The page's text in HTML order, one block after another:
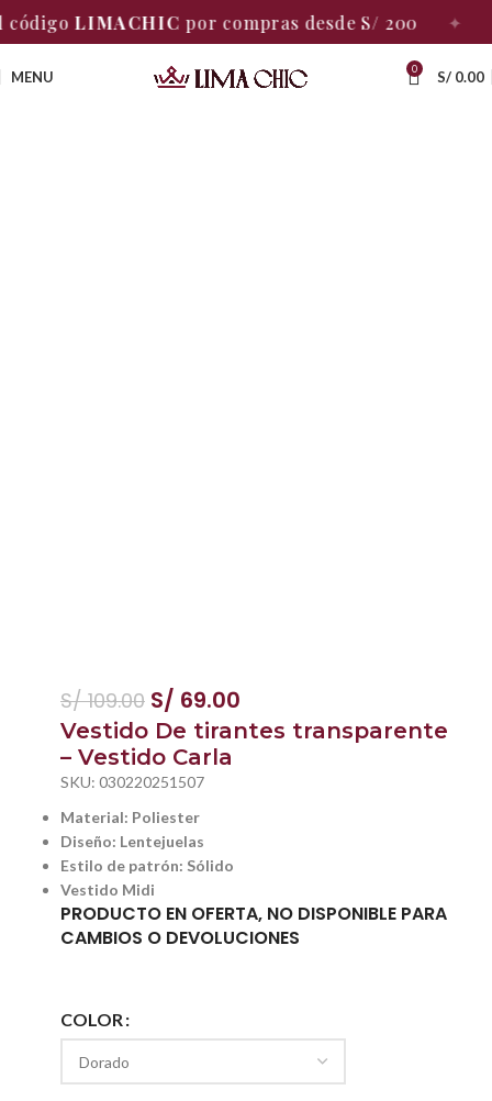
LIMACHICpor compras desde S/ 200 ✦
MENU 0 S/ 0.00
S/109.00 S/ 69.00
Vestido De tirantes transparente
– Vestido Carla
SKU: 030220251507
Material: Poliester
Diseño: Lentejuelas
Estilo de patrón: Sólido
Vestido Midi
PRODUCTO EN OFERTA, NO DISPONIBLE PARA
CAMBIOS O DEVOLUCIONES
COLOR